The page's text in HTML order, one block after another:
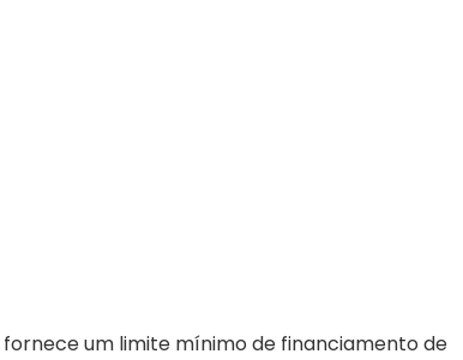
um limite mínimo de financiamento de